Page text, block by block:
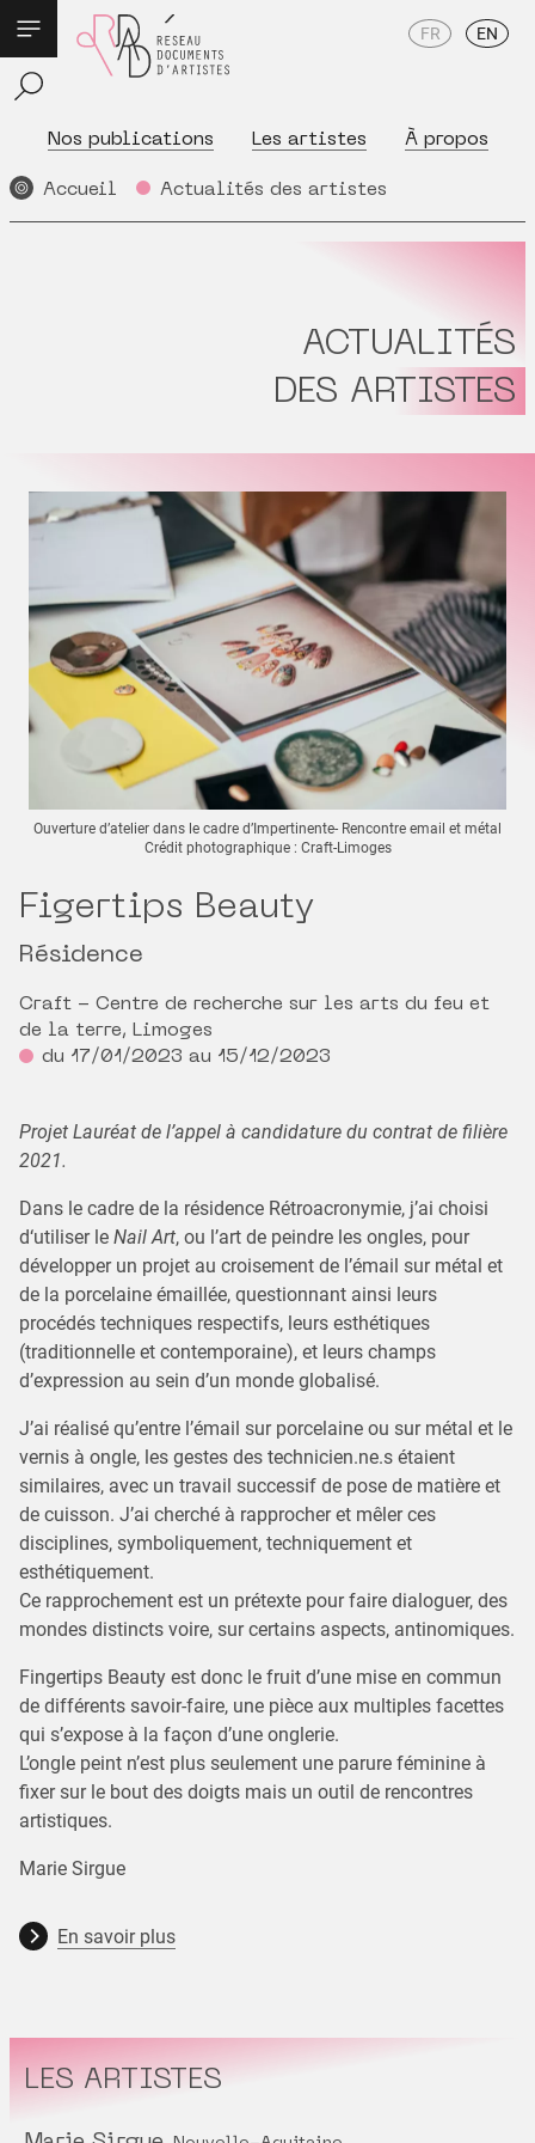
Nos publications Les artistes À propos
FR EN
Accueil Actualités des artistes
ACTUALITÉS
DES ARTISTES
Ouverture d’atelier dans le cadre d’Impertinente- Rencontre email et métal
Crédit photographique : Craft-Limoges
Figertips Beauty
Résidence
Craft - Centre de recherche sur les arts du feu et
de la terre, Limoges
du 17/01/2023 au 15/12/2023
Projet Lauréat de l’appel à candidature du contrat de filière
2021.
Dans le cadre de la résidence Rétroacronymie, j’ai choisi
d‘utiliser le Nail Art, ou l’art de peindre les ongles, pour
développer un projet au croisement de l’émail sur métal et
de la porcelaine émaillée, questionnant ainsi leurs
procédés techniques respectifs, leurs esthétiques
(traditionnelle et contemporaine), et leurs champs
d’expression au sein d’un monde globalisé.
J’ai réalisé qu’entre l’émail sur porcelaine ou sur métal et le
vernis à ongle, les gestes des technicien.ne.s étaient
similaires, avec un travail successif de pose de matière et
de cuisson. J’ai cherché à rapprocher et mêler ces
disciplines, symboliquement, techniquement et
esthétiquement.
Ce rapprochement est un prétexte pour faire dialoguer, des
mondes distincts voire, sur certains aspects, antinomiques.
Fingertips Beauty est donc le fruit d’une mise en commun
de différents savoir-faire, une pièce aux multiples facettes
qui s’expose à la façon d’une onglerie.
L’ongle peint n’est plus seulement une parure féminine à
fixer sur le bout des doigts mais un outil de rencontres
artistiques.
Marie Sirgue
En savoir plus
LES ARTISTES